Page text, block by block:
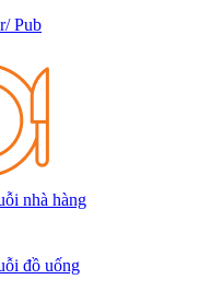
Pub
nhà hàng
đồ uống